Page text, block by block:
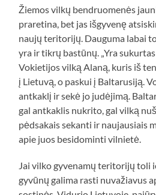
Žiemos vilkų bendruomenės
praretina, bet jas išgyvenę
naujų teritorijų. Dauguma labai
yra ir tikrų bastūnų. „Yra
Vokietijos vilką Alaną, kuris iš
į Lietuvą, o paskui į Baltarusiją.
antkaklį ir sekė jo judėjimą.
gal antkaklis nukrito, gal vilką
pėdsakais sekanti ir naujausiais
apie juos besidominti vilnietė.
Jai vilko gyvenamų teritorijų toli
gyvūnų galima rasti nuvažiavus